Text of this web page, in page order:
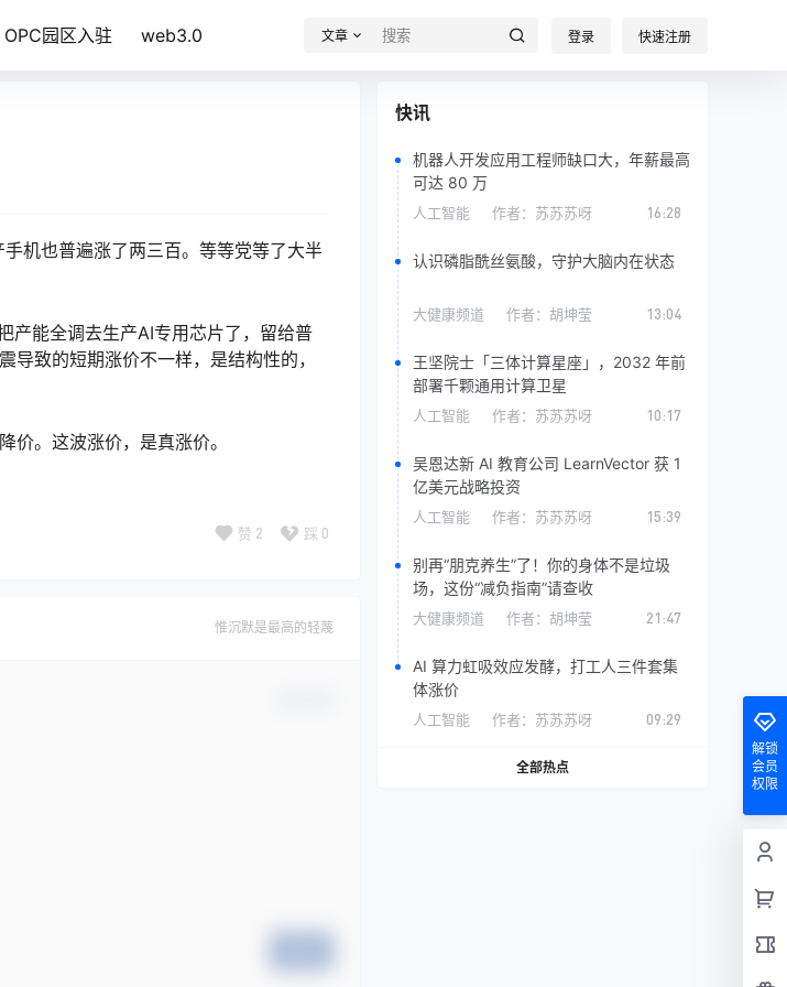
OPC园区入驻 web3.0 文章 登录 快速注册
机也普遍涨了两三百。等等党等了大半
产能全调去生产AI专用芯片了，留给普
致的短期涨价不一样，是结构性的，
。这波涨价，是真涨价。
赞 2 踩 0
惟沉默是最高的轻蔑
快讯
机器人开发应用工程师缺口大，年薪最高
可达 80 万
人工智能 作者： 苏苏苏呀 16:28
认识磷脂酰丝氨酸，守护大脑内在状态
大健康频道 作者： 胡坤莹 13:04
王坚院士「三体计算星座」，2032 年前
部署千颗通用计算卫星
人工智能 作者： 苏苏苏呀 10:17
吴恩达新 AI 教育公司 LearnVector 获 1
亿美元战略投资
人工智能 作者： 苏苏苏呀 15:39
别再“朋克养生”了！你的身体不是垃圾
场，这份“减负指南”请查收
大健康频道 作者： 胡坤莹 21:47
AI 算力虹吸效应发酵，打工人三件套集
体涨价
人工智能 作者： 苏苏苏呀 09:29
全部热点
解锁
会员
权限